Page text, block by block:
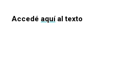
Accedé aquíal texto